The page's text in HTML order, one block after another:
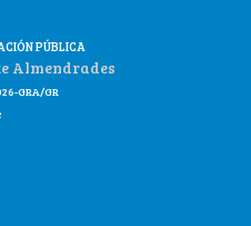
PÚBLICA
Almendrades
GRA/GR